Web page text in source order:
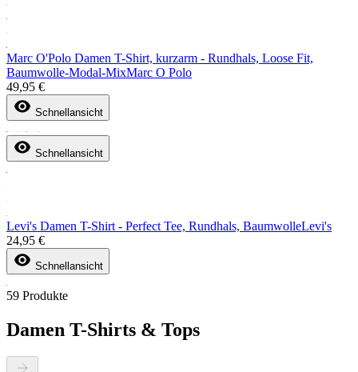
Marc O'Polo Damen T-Shirt, kurzarm - Rundhals, Loose Fit,
Baumwolle-Modal-MixMarc O Polo
49,95 €
Schnellansicht
Schnellansicht
Levi's Damen T-Shirt - Perfect Tee, Rundhals, BaumwolleLevi's
24,95 €
Schnellansicht
59 Produkte
Damen T-Shirts & Tops